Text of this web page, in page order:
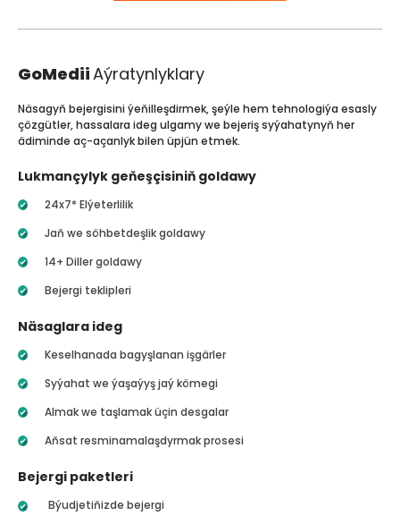
GoMediiAýratynlyklary
Näsagyň bejergisini ýeňilleşdirmek, şeýle hem tehnologiýa esasly
çözgütler, hassalara ideg ulgamy we bejeriş syýahatynyň her
ädiminde aç-açanlyk bilen üpjün etmek.
Lukmançylyk geňeşçisiniň goldawy
24x7* Elýeterlilik
Jaň we söhbetdeşlik goldawy
14+ Diller goldawy
Bejergi teklipleri
Näsaglara ideg
Keselhanada bagyşlanan işgärler
Syýahat we ýaşaýyş jaý kömegi
Almak we taşlamak üçin desgalar
Aňsat resminamalaşdyrmak prosesi
Bejergi paketleri
Býudjetiňizde bejergi